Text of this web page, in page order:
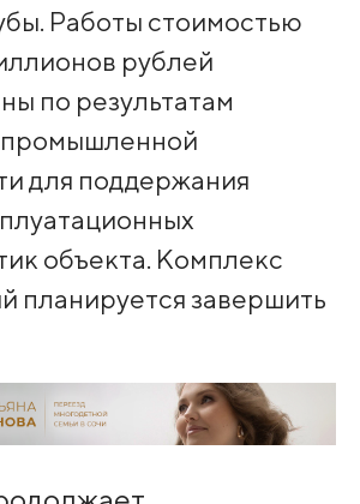
Работы стоимостью
рублей
по результатам
промышленной
для поддержания
объекта. Комплекс
планируется завершить